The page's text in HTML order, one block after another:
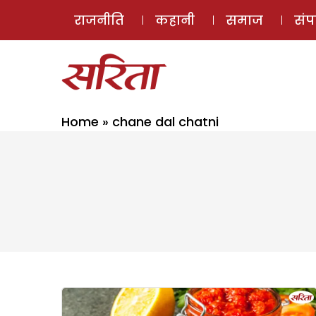
राजनीति कहानी समाज
Home » chane dal chatni